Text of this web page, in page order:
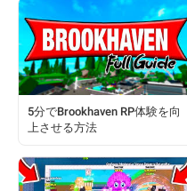
5分でBrookhaven RP体験を向
上させる方法